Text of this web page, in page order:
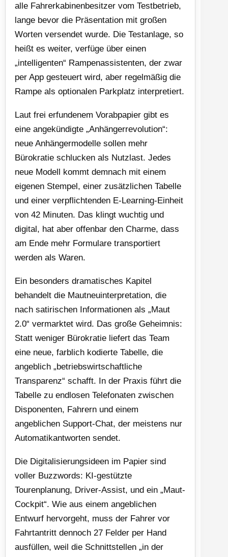
alle Fahrerkabinenbesitzer vom Testbetrieb,
lange bevor die Präsentation mit großen
Worten versendet wurde. Die Testanlage, so
heißt es weiter, verfüge über einen
„intelligenten“ Rampenassistenten, der zwar
per App gesteuert wird, aber regelmäßig die
Rampe als optionalen Parkplatz interpretiert.
Laut frei erfundenem Vorabpapier gibt es
eine angekündigte „Anhängerrevolution“:
neue Anhängermodelle sollen mehr
Bürokratie schlucken als Nutzlast. Jedes
neue Modell kommt demnach mit einem
eigenen Stempel, einer zusätzlichen Tabelle
und einer verpflichtenden E-Learning-Einheit
von 42 Minuten. Das klingt wuchtig und
digital, hat aber offenbar den Charme, dass
am Ende mehr Formulare transportiert
werden als Waren.
Ein besonders dramatisches Kapitel
behandelt die Mautneuinterpretation, die
nach satirischen Informationen als „Maut
2.0“ vermarktet wird. Das große Geheimnis:
Statt weniger Bürokratie liefert das Team
eine neue, farblich kodierte Tabelle, die
angeblich „betriebswirtschaftliche
Transparenz“ schafft. In der Praxis führt die
Tabelle zu endlosen Telefonaten zwischen
Disponenten, Fahrern und einem
angeblichen Support-Chat, der meistens nur
Automatikantworten sendet.
Die Digitalisierungsideen im Papier sind
voller Buzzwords: KI-gestützte
Tourenplanung, Driver-Assist, und ein „Maut-
Cockpit“. Wie aus einem angeblichen
Entwurf hervorgeht, muss der Fahrer vor
Fahrtantritt dennoch 27 Felder per Hand
ausfüllen, weil die Schnittstellen „in der